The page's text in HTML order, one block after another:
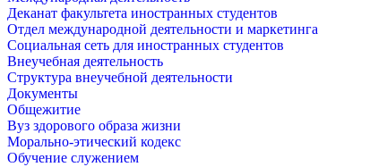
Деканат факультета иностранных студентов
Отдел международной деятельности и маркетинга
Социальная сеть для иностранных студентов
Внеучебная деятельность
Структура внеучебной деятельности
Документы
Общежитие
Вуз здорового образа жизни
Морально-этический кодекс
Обучение служением